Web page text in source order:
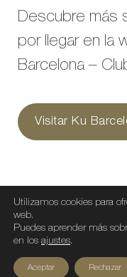
Descubre más
por llegar en la
Barcelona –
Visitar Ku
Compartir
Utilizamos cookies para
web.
Puedes aprender más
en los ajustes.
Aceptar Rechazar